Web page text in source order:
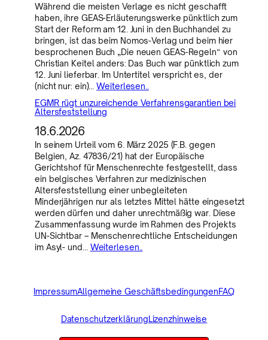
Während die meisten Verlage es nicht geschafft
haben, ihre GEAS-Erläuterungswerke pünktlich zum
Start der Reform am 12. Juni in den Buchhandel zu
bringen, ist das beim Nomos-Verlag und beim hier
besprochenen Buch „Die neuen GEAS-Regeln“ von
Christian Keitel anders: Das Buch war pünktlich zum
12. Juni lieferbar. Im Untertitel verspricht es, der
(nicht nur: ein)…Weiterlesen..
EGMR rügt unzureichende Verfahrensgarantien bei
Altersfeststellung
18.6.2026
In seinem Urteil vom 6. März 2025 (F.B. gegen
Belgien, Az. 47836/21) hat der Europäische
Gerichtshof für Menschenrechte festgestellt, dass
ein belgisches Verfahren zur medizinischen
Altersfeststellung einer unbegleiteten
Minderjährigen nur als letztes Mittel hätte eingesetzt
werden dürfen und daher unrechtmäßig war. Diese
Zusammenfassung wurde im Rahmen des Projekts
UN-Sichtbar – Menschenrechtliche Entscheidungen
im Asyl- und… Weiterlesen..
ImpressumAllgemeine GeschäftsbedingungenFAQ
DatenschutzerklärungLizenzhinweise